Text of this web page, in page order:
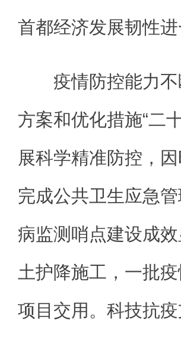
首都经济发展韧性
疫情防控能力不
方案和优化措施“二
展科学精准防控，
完成公共卫生应急
病监测哨点建设成
土护降施工，一批
项目交用。科技抗